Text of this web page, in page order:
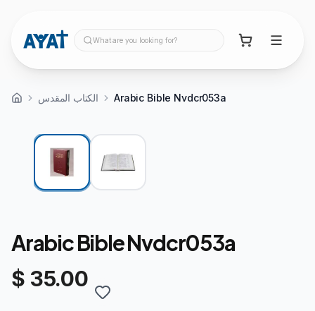
What are you looking for?
الكتاب المقدس Arabic Bible Nvdcr053a
Arabic Bible Nvdcr053a
$ 35.00